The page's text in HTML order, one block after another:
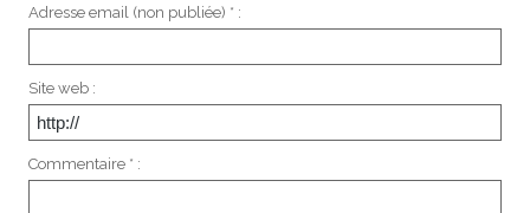
Adresse email (non publiée) * :
Site web :
Commentaire * :